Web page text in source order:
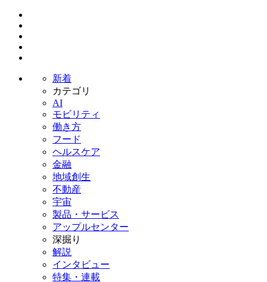
新着
カテゴリ
AI
モビリティ
働き方
フード
ヘルスケア
金融
地域創生
不動産
宇宙
製品・サービス
アップルセンター
深掘り
解説
インタビュー
特集・連載